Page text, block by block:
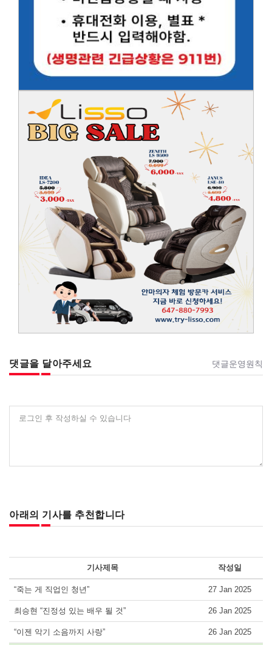
댓글을 달아주세요 댓글운영원칙
로그인 후 작성하실 수 있습니다
아래의 기사를 추천합니다
기사제목 작성일
“죽는 게 직업인 청년” 27 Jan 2025
최승현 “진정성 있는 배우 될 것” 26 Jan 2025
“이젠 악기 소음까지 사랑” 26 Jan 2025